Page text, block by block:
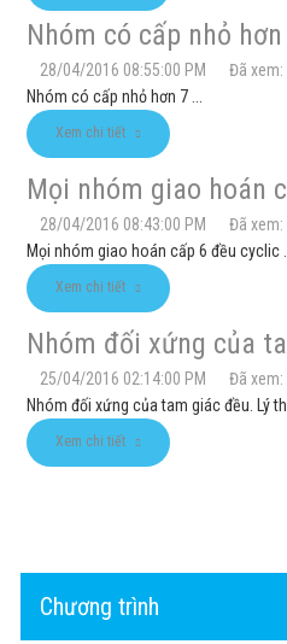
Nhóm có cấp nhỏ
28/04/2016 08:55:00 PM Đã xem:
Nhóm có cấp nhỏ hơn 7 ...
Xem chi tiết
Mọi nhóm giao hoán
28/04/2016 08:43:00 PM Đã xem:
Mọi nhóm giao hoán cấp 6 đều cyclic ...
Xem chi tiết
Nhóm đối xứng của
25/04/2016 02:14:00 PM Đã xem:
Nhóm đối xứng của tam giác đều. Lý
Xem chi tiết
Chương trình